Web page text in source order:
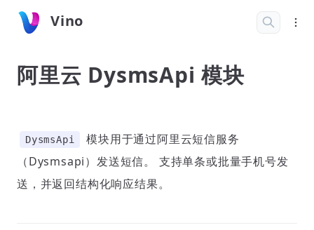
Vino
阿里云 DysmsApi 模块
DysmsApi
模块用于通过阿里云短信服务
（Dysmsapi）发送短信。 支持单条或批量手机号发
送，并返回结构化响应结果。